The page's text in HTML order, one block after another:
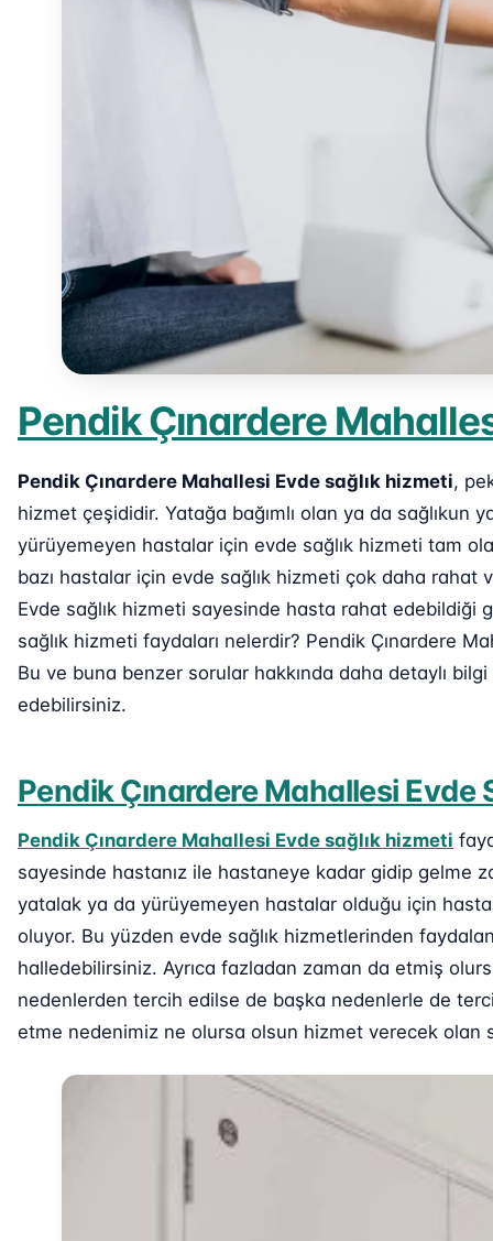
Pendik Çınardere
Pendik Çınardere Mahallesi Evde sağlık hizmeti,
hizmet çeşididir. Yatağa bağımlı olan ya da sağlıkun
yürüyemeyen hastalar için evde sağlık hizmeti tam
bazı hastalar için evde sağlık hizmeti çok daha rahat
Evde sağlık hizmeti sayesinde hasta rahat edebildiği
sağlık hizmeti faydaları nelerdir? Pendik Çınardere
Bu ve buna benzer sorular hakkında daha detaylı
edebilirsiniz.
Pendik Çınardere Mahallesi Evde
Pendik Çınardere Mahallesi Evde sağlık hizmeti
sayesinde hastanız ile hastaneye kadar gidip gelme
yatalak ya da yürüyemeyen hastalar olduğu için
oluyor. Bu yüzden evde sağlık hizmetlerinden
halledebilirsiniz. Ayrıca fazladan zaman da etmiş
nedenlerden tercih edilse de başka nedenlerle de
etme nedenimiz ne olursa olsun hizmet verecek olan